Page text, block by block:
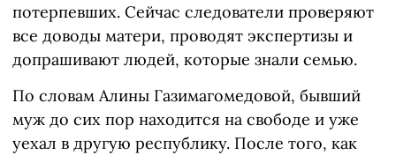
потерпевших. Сейчас следователи проверяют
все доводы матери, проводят экспертизы и
допрашивают людей, которые знали семью.
По словам Алины Газимагомедовой, бывший
муж до сих пор находится на свободе и уже
уехал в другую республику. После того, как